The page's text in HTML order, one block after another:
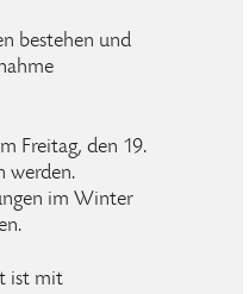
bestehen und
Freitag, den 19.
werden.
im Winter
ist mit